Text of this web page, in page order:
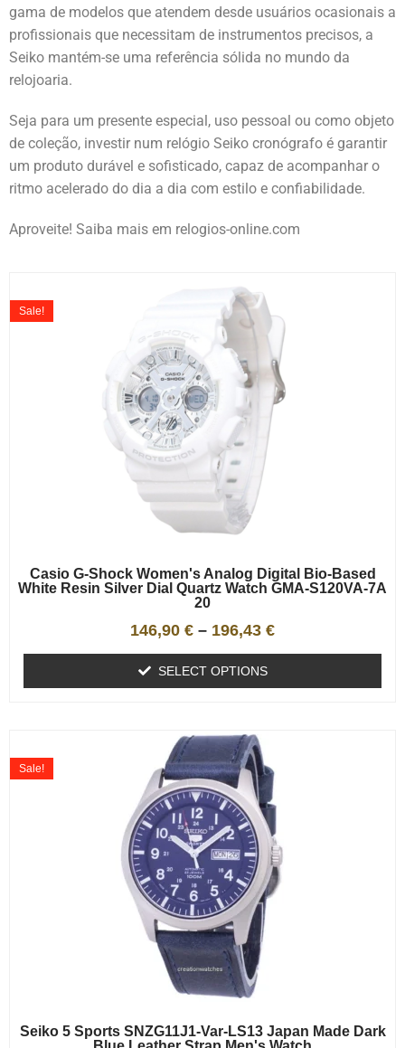
gama de modelos que atendem desde usuários ocasionais a
profissionais que necessitam de instrumentos precisos, a
Seiko mantém-se uma referência sólida no mundo da
relojoaria.
Seja para um presente especial, uso pessoal ou como objeto
de coleção, investir num relógio Seiko cronógrafo é garantir
um produto durável e sofisticado, capaz de acompanhar o
ritmo acelerado do dia a dia com estilo e confiabilidade.
Aproveite! Saiba mais em relogios-online.com
Casio G-Shock Women's Analog Digital Bio-Based
White Resin Silver Dial Quartz Watch GMA-S120VA-7A
20
Sale!
146,90 € – 196,43 €
SELECT OPTIONS
Seiko 5 Sports SNZG11J1-Var-LS13 Japan Made Dark
Sale!